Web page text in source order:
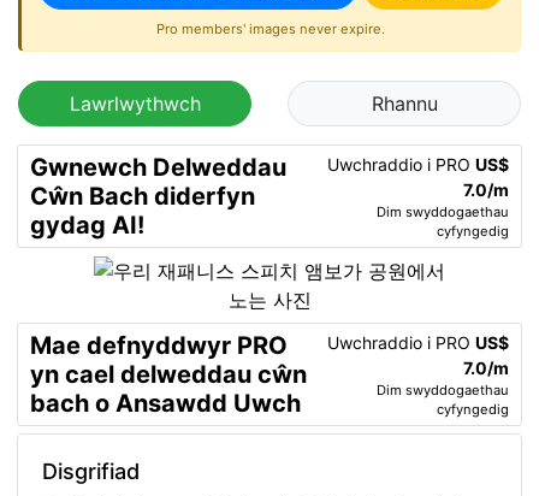
Pro members' images never expire.
Lawrlwythwch Rhannu
Gwnewch Delweddau
Cŵn Bach diderfyn
gydag AI!
Uwchraddio i PRO US$
7.0/m
Dim swyddogaethau
cyfyngedig
Mae defnyddwyr PRO
yn cael delweddau cŵn
bach o Ansawdd Uwch
Uwchraddio i PRO US$
7.0/m
Dim swyddogaethau
cyfyngedig
Disgrifiad